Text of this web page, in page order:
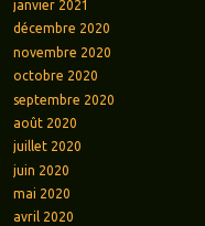
janvier 2021
décembre 2020
novembre 2020
octobre 2020
septembre 2020
août 2020
juillet 2020
juin 2020
mai 2020
avril 2020